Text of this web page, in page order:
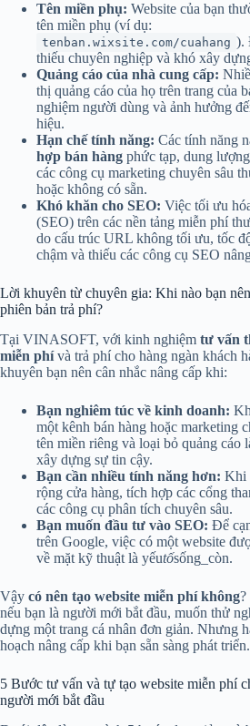
Tên miền phụ: Website của bạn
tên miền phụ (ví dụ:
tenban.wixsite.com/cuahang ).
thiếu chuyên nghiệp và khó xây
Quảng cáo của nhà cung cấp:
thị quảng cáo của họ trên trang của
nghiệm người dùng và ảnh hưởng
hiệu.
Hạn chế tính năng: Các tính năng
hợp bán hàng phức tạp, dung
các công cụ marketing chuyên sâu
hoặc không có sẵn.
Khó khăn cho SEO: Việc tối ưu
(SEO) trên các nền tảng miễn phí
do cấu trúc URL không tối ưu, tốc
chậm và thiếu các công cụ SEO
Lời khuyên từ chuyên gia: Khi nào bạn
phiên bản trả phí?
Tại VINASOFT, với kinh nghiệm tư vấn
miễn phívà trả phí cho hàng ngàn khách
khuyên bạn nên cân nhắc nâng cấp khi:
Bạn nghiêm túc về kinh doanh:
một kênh bán hàng hoặc marketing
tên miền riêng và loại bỏ quảng cáo
xây dựng sự tin cậy.
Bạn cần nhiều tính năng hơn: Khi
rộng cửa hàng, tích hợp các cổng
các công cụ phân tích chuyên sâu.
Bạn muốn đầu tư vào SEO: Để
trên Google, việc có một website
về mặt kỹ thuật là yếutốsống_còn.
Vậy có nên tạo website miễn phí không?
nếu bạn là người mới bắt đầu, muốn thử
dựng một trang cá nhân đơn giản. Nhưng
hoạch nâng cấp khi bạn sẵn sàng phát triển.
5 Bước tư vấn và tự tạo website miễn phí
người mới bắt đầu